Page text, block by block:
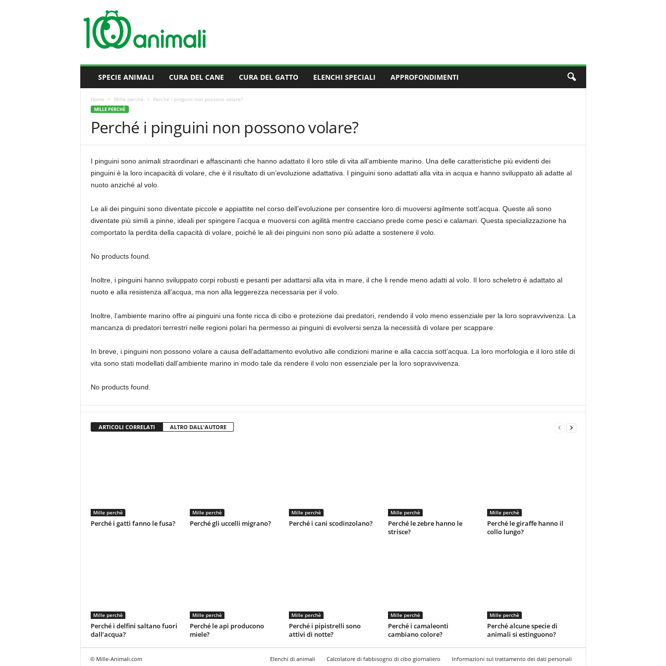
SPECIE ANIMALI CURA DEL CANE CURA DEL GATTO ELENCHI SPECIALI APPROFONDIMENTI
Home Mille perchè Perché i pinguini non possono volare?
MILLE PERCHÈ
Perché i pinguini non possono volare?
I pinguini sono animali straordinari e affascinanti che hanno adattato il loro stile di vita all’ambiente marino. Una delle caratteristiche più evidenti dei
pinguini è la loro incapacità di volare, che è il risultato di un’evoluzione adattativa. I pinguini sono adattati alla vita in acqua e hanno sviluppato ali adatte al
nuoto anziché al volo.
Le ali dei pinguini sono diventate piccole e appiattite nel corso dell’evoluzione per consentire loro di muoversi agilmente sott’acqua. Queste ali sono
diventate più simili a pinne, ideali per spingere l’acqua e muoversi con agilità mentre cacciano prede come pesci e calamari. Questa specializzazione ha
comportato la perdita della capacità di volare, poiché le ali dei pinguini non sono più adatte a sostenere il volo.
No products found.
Inoltre, i pinguini hanno sviluppato corpi robusti e pesanti per adattarsi alla vita in mare, il che li rende meno adatti al volo. Il loro scheletro è adattato al
nuoto e alla resistenza all’acqua, ma non alla leggerezza necessaria per il volo.
Inoltre, l’ambiente marino offre ai pinguini una fonte ricca di cibo e protezione dai predatori, rendendo il volo meno essenziale per la loro sopravvivenza. La
mancanza di predatori terrestri nelle regioni polari ha permesso ai pinguini di evolversi senza la necessità di volare per scappare.
In breve, i pinguini non possono volare a causa dell’adattamento evolutivo alle condizioni marine e alla caccia sott’acqua. La loro morfologia e il loro stile di
vita sono stati modellati dall’ambiente marino in modo tale da rendere il volo non essenziale per la loro sopravvivenza.
No products found.
ARTICOLI CORRELATI ALTRO DALL'AUTORE
Mille perchè
Perché i gatti fanno le fusa?
Mille perchè
Perché gli uccelli migrano?
Mille perchè
Perché i cani scodinzolano?
Mille perchè
Perché le zebre hanno le
strisce?
Mille perchè
Perché le giraffe hanno il
collo lungo?
Mille perchè
Perché i delfini saltano fuori
dall’acqua?
Mille perchè
Perché le api producono
miele?
Mille perchè
Perché i pipistrelli sono
attivi di notte?
Mille perchè
Perché i camaleonti
cambiano colore?
Mille perchè
Perché alcune specie di
animali si estinguono?
Elenchi di animali Calcolatore di fabbisogno di cibo giornaliero Informazioni sul trattamento dei dati personali
© Mille-Animali.com